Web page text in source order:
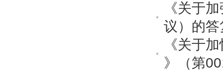
《关于
议）的答
《关于
》（第